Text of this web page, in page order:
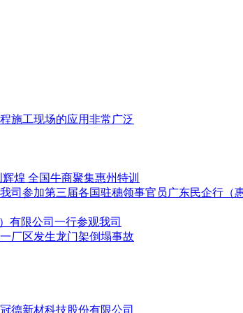
施工现场的应用非常广泛
煌 全国牛商聚集惠州特训
我司参加第三届各国驻穗领事官员广东民企行（
有限公司一行参观我司
厂区发生龙门架倒塌事故
德新材科技股份有限公司